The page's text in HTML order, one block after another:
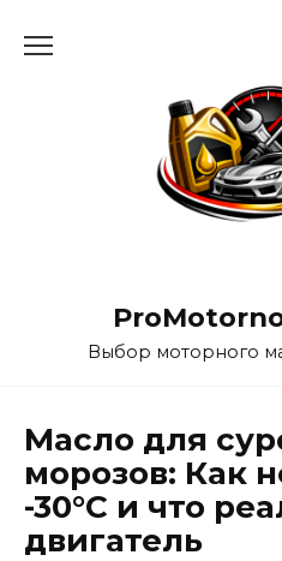
Выбор моторного
Масло для
морозов: Как
-30°C и что
двигатель